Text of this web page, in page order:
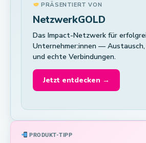
PRÄSENTIERT VON
NetzwerkGOLD
Das Impact-Netzwerk für
Unternehmer:innen —
und echte Verbindungen.
Jetzt entdecken →
PRODUKT-TIPP